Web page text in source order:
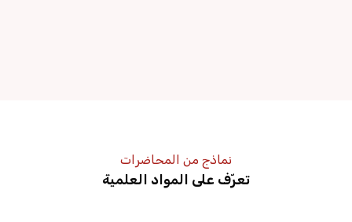
نماذج من المحاضرات
تعرّف على المواد العلمية